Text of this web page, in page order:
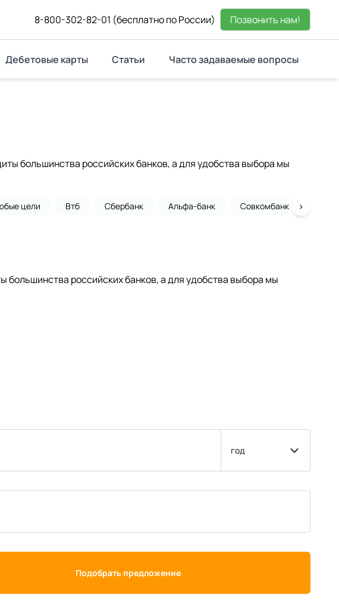
8-800-302-82-01 (бесплатно по России) Позвонить нам!
Дебетовые карты Статьи Часто задаваемые вопросы
большинства российских банков, а для удобства выбора мы
цели Втб Сбербанк Альфа-банк Совкомбанк ›
российских банков, а для удобства выбора мы
год
Подобрать предложение